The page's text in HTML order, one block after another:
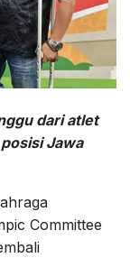
dari atlet
Jawa
Committee